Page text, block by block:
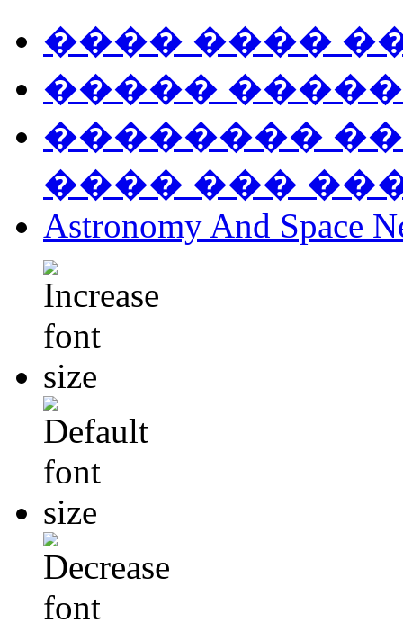
���� ����
�����
��������
���� ���
Astronomy And Space